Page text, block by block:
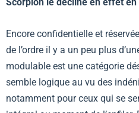
Encore confidentielle et
de l’ordre il y a un peu plus
modulable est une catégorie
semble logique au vu des
notamment pour ceux qui se